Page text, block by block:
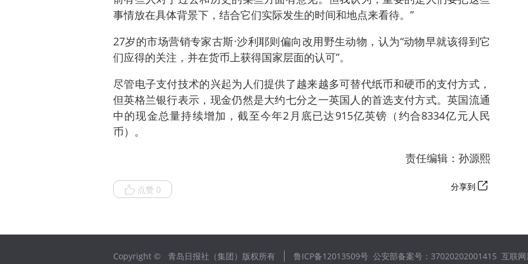
事情放在具体背景下，结合它们实际发生的时间和地点来看待。”
27岁的市场营销专家古斯·沙利耶则偏向改用野生动物，认为“动物早就该得到它
们应得的关注，并在货币上获得国家层面的认可”。
尽管电子支付技术的兴起为人们提供了越来越多可替代纸币和硬币的支付方式，
但英格兰银行表示，现金仍然是大约七分之一英国人的首选支付方式。英国流通
中的现金总量持续增加，截至今年2月底已达915亿英镑（约合8334亿元人民
币）。
责任编辑：孙源熙
点赞 0 分享到
Copyright © 青岛日报社（集团）版权所有 鲁ICP备12013509号 公安部备案号：37020202001415 互联